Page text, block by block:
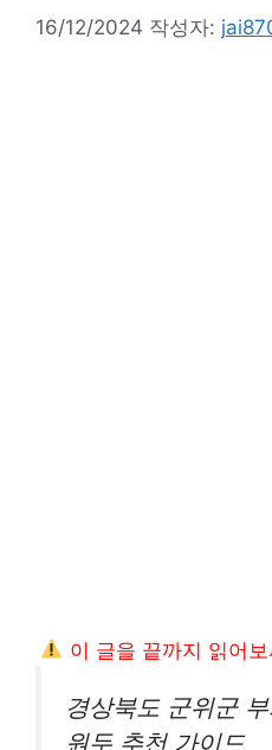
16/12/2024 작성자:
이 글을 끝까지 읽어
경상북도 군위군
원두 추천 가이드